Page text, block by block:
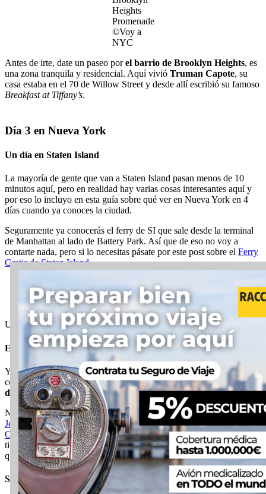
Heights
Promenade
©Voy a
NYC
Antes de irte, date un paseo porel barrio de Brooklyn Heights, es
una zona tranquila y residencial. Aquí vivió Truman Capote, su
casa estaba en el 70 de Willow Street y desde allí escribió su famoso
Breakfast at Tiffany’s.
Día 3 en Nueva York
Un día en Staten Island
La mayoría de gente que van a Staten Island pasan menos de 10
minutos aquí, pero en realidad hay varias cosas interesantes aquí y
por eso lo incluyo en esta guía sobre qué ver en Nueva York en 4
días cuando ya conoces la ciudad.
Seguramente ya conocerás el ferry de SI que sale desde la terminal
de Manhattan al lado de Battery Park. Así que de eso no voy a
contarte nada, pero si lo necesitas pásate por este post sobre el Ferry
Gratis de Staten Island.
A bordo del Ferry Gratis de
Staten Island ©Voy a nYC
Una vez llegues a Staten Island tienes varias cosas que ver:
Empire Outlets
Ya te he hablado de este sitio más arriba, cuando hablábamos de las
compras. Este centro comercial tienetiendas de marcas con
descuento.
No es lo mismo que otros Outlet Malls mucho más grandes como el
Jersey Gardens de New Jerseyo losWoodbury Commons Premium
Outlet, pero para algunas compras con buenos precios cuando se
tiene poco tiempo no está nada mal y, para mi gusto, mucho mejor
queCentury 21.
Staten Island 9/11 Memorial